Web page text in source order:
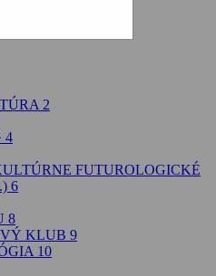
2
4
FUTUROLOGICKÉ
6
8
KLUB 9
10